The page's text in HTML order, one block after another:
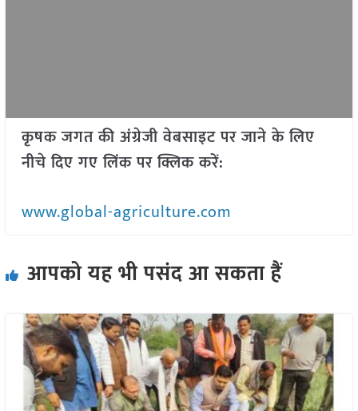
कृषक जगत की अंग्रेजी वेबसाइट पर जाने के लिए
नीचे दिए गए लिंक पर क्लिक करें:
www.global-agriculture.com
आपको यह भी पसंद आ सकता हैं